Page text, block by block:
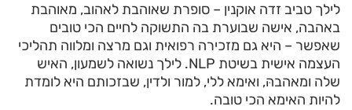
לילך טביב זדה אוקנין – סופרת שאוהבת לאהוב, מאוהבת
באהבה, אישה שבוערת בה התשוקה לחיים הכי טובים
שאפשר – היא גם מזכירה רפואית וגם מרצה ומלווה תהליכי
העצמה אישית בשיטת NLP. לילך נשואה לשמעון, האיש
שלה ומאהבהּ, ואימא ללי, למור ולדין, שבזכותם היא לומדת
להיות האימא הכי טובה.